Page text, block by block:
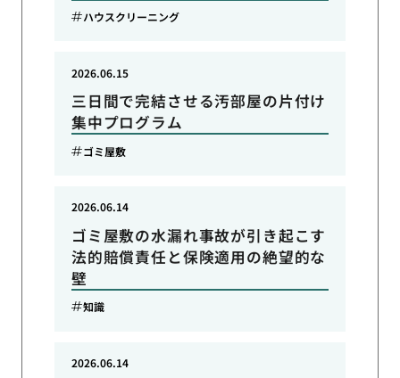
ハウスクリーニング
三日間で完結させる汚部屋の片付け
集中プログラム
2026.06.15
ゴミ屋敷
ゴミ屋敷の水漏れ事故が引き起こす
法的賠償責任と保険適用の絶望的な
壁
2026.06.14
知識
2026.06.14